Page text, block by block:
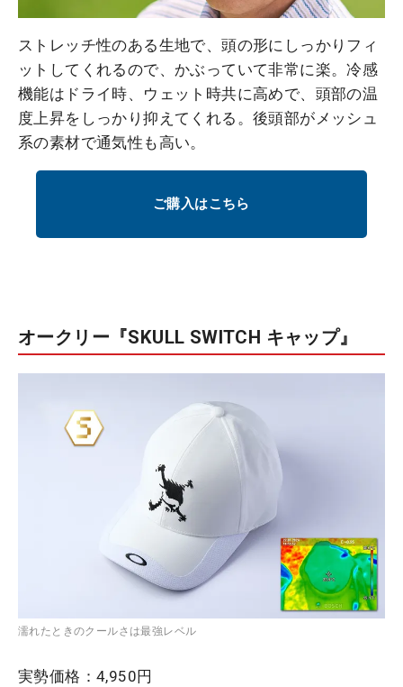
ストレッチ性のある生地で、頭の形にしっかりフィ
ットしてくれるので、かぶっていて非常に楽。冷感
機能はドライ時、ウェット時共に高めで、頭部の温
度上昇をしっかり抑えてくれる。後頭部がメッシュ
系の素材で通気性も高い。
ご購入はこちら
オークリー『SKULL SWITCH キャップ』
濡れたときのクールさは最強レベル
実勢価格：4,950円